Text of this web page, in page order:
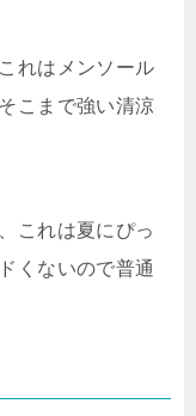
れはメンソール
こまで強い清涼
これは夏にぴっ
くないので普通